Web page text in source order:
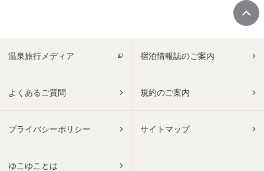
温泉旅行メディア 宿泊情報誌のご案内
よくあるご質問 規約のご案内
プライバシーポリシー サイトマップ
ゆこゆことは